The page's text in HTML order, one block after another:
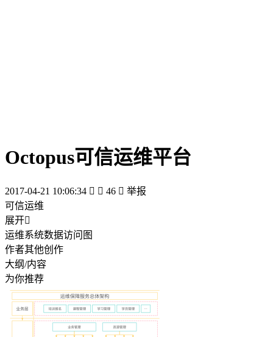
Octopus可信运维平台
2017-04-21 10:06:34   46  举报
可信运维
展开
运维系统数据访问图
作者其他创作
大纲/内容
为你推荐